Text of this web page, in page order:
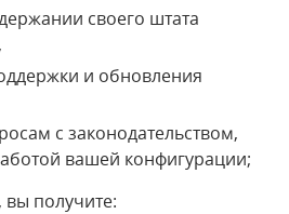
своего штата
и обновления
с законодательством,
вашей конфигурации;
, вы получите: